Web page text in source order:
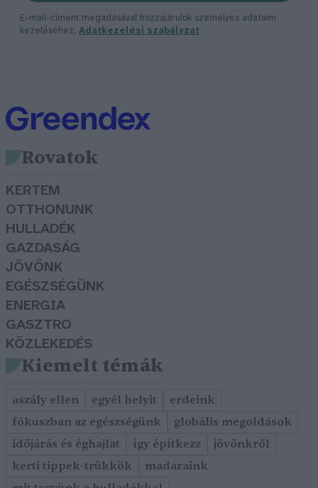
E-mail-címem megadásával hozzájárulok személyes adataim
kezeléséhez. Adatkezelési szabályzat
Rovatok
KERTEM
OTTHONUNK
HULLADÉK
GAZDASÁG
JÖVŐNK
EGÉSZSÉGÜNK
ENERGIA
GASZTRO
KÖZLEKEDÉS
Kiemelt témák
aszály ellen egyél helyit
erdeink
fókuszban az egészségünk
globális megoldások
időjárás és éghajlat
így építkezz
jövőnkről
kerti tippek-trükkök
madaraink